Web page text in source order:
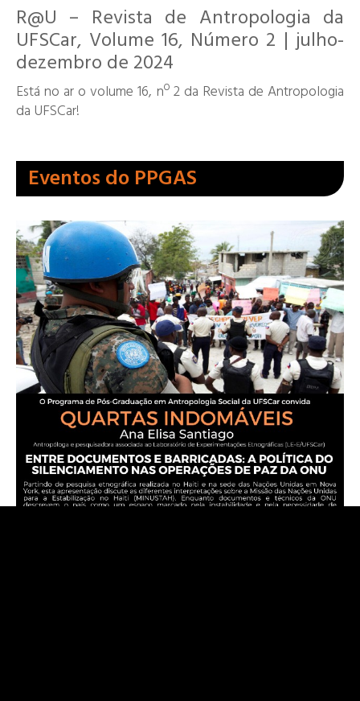
R@U – Revista de Antropologia da
UFSCar, Volume 16, Número 2 | julho-
dezembro de 2024
Está no ar o volume 16, nº 2 da Revista de Antropologia
da UFSCar!
Eventos do PPGAS